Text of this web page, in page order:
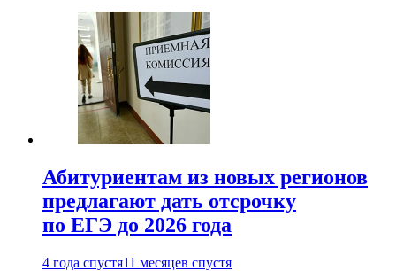
Абитуриентам из новых регионов
предлагают дать отсрочку
по ЕГЭ до 2026 года
4 года спустя11 месяцев спустя